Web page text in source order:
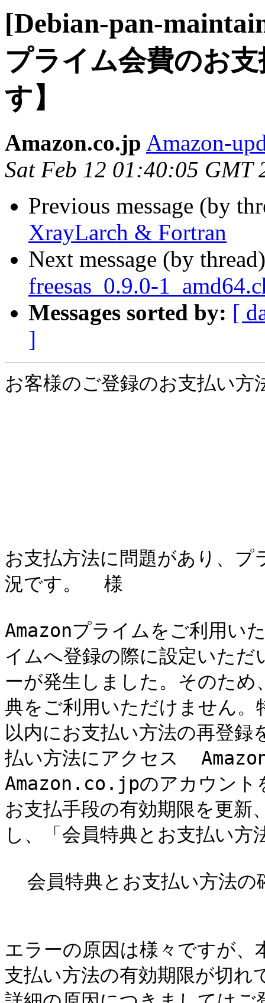
[Debian-pan-
プライム会費のお
す】
Amazon.co.jp Amazon-
Sat Feb 12 01:40:05 GMT
Previous message (by
XrayLarch & Fortran
Next message (by
freesas_0.9.0-
Messages sorted by: [
]
お客様のご登録のお支払い
お支払方法に問題があり、
況です。  様
Amazonプライムをご利用い
イムへ登録の際に設定いた
ーが発生しました。そのた
典をご利用いただけません
以内にお支払い方法の再登
払い方法にアクセス
Amazon.co.jpのアカウント
お支払手段の有効期限を更新
し、「会員特典とお支払い
エラーの原因は様々ですが
支払い方法の有効期限が切れ